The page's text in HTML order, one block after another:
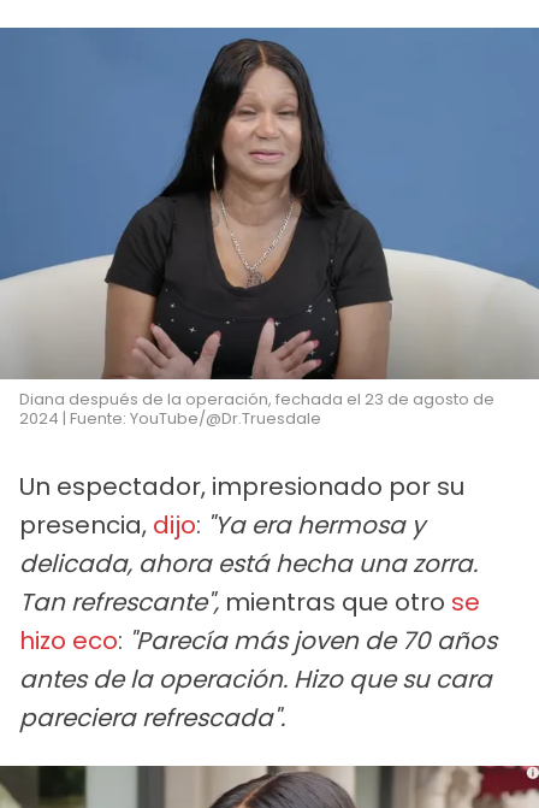
Diana después de la operación, fechada el 23 de agosto de
2024 | Fuente: YouTube/@Dr.Truesdale
Un espectador, impresionado por su
presencia, dijo: "Ya era hermosa y
delicada, ahora está hecha una zorra.
Tan refrescante", mientras que otro se
hizo eco: "Parecía más joven de 70 años
antes de la operación. Hizo que su cara
pareciera refrescada".